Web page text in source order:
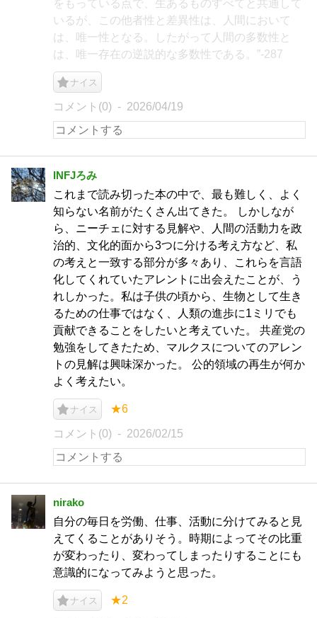
をもっている点で、生あるものすべてと共通して
いるが、この他者性と差異性は、人間において
は、唯一性となる。したがって人間の多数性と
は、唯一存在の逆説的な多数性である。”-287
ナイス
コメント(0) 2026/04/19
INFJろみ
これまで読み切った本の中で、最も難しく、よく
知らない名前がたくさん出てきた。 しかしなが
ら、ニーチェに対する見解や、人間の活動力を政
治的、文化的面から3つに分ける考え方など、私
の考えと一致する部分が多々あり、これらを言語
化してくれていたアレントに出会えたことが、う
れしかった。私は子供の頃から、生物として生き
るための仕事ではなく、人類の進歩に1ミリでも
貢献できることをしたいと考えていた。 共産党の
勉強をしてきたため、マルクスについてのアレン
トの見解は興味深かった。 公的領域の再生が何か
よく考えたい。
ナイス ★6
コメント(0) 2026/02/15
nirako
自分の毎日を労働、仕事、活動に分けてみると見
えてくることがありそう。時期によってその比重
が変わったり、変わってしまったりすることにも
意識的になってみようと思った。
ナイス ★2